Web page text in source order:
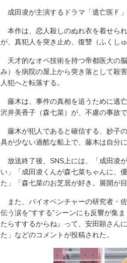
成田凌が主演するドラマ「逃亡医Ｆ
本作は、恋人殺しのぬれ衣を着せら
が、真犯人を突き止め、復讐（ふくし
天才的なオペ技術を持つ帝都医大の
み）を病院の屋上から突き落として殺
人犯へと転落する。
藤木は、事件の真相を追うために逃
沢井美香子（森七菜）が、不慮の事故
藤木が犯人であると確信する、妙子
具が少ない過酷な船上で、藤木は自分
放送終了後、SNS上には、「成田凌
い」「成田凌くんが森七菜ちゃんに、
た」「森七菜のお芝居が好き。展開が
また、バイオベンチャーの研究者・
伝う涙を“すする”シーンにも反響が集
たらすするからね』って、安田顕さん
た」などのコメントが投稿された。